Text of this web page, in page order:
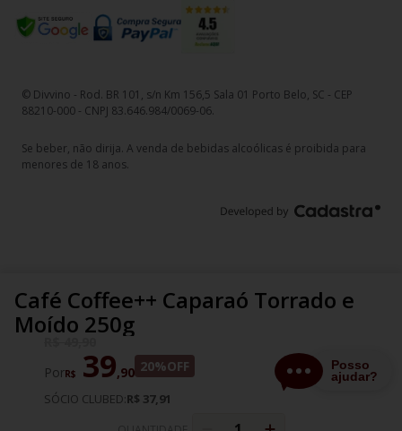
Café Coffee++ Caparaó Torrado e
Moído 250g
PorR$ 39,90 20%OFF
SÓCIO CLUBED:R$ 37,91
© Divvino - Rod. BR 101, s/n Km 156,5 Sala 01 Porto Belo, SC - CEP
88210-000 - CNPJ 83.646.984/0069-06.
Se beber, não dirija. A venda de bebidas alcoólicas é proibida para
menores de 18 anos.